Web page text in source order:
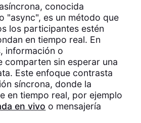
conocida
"async", es un método que
los participantes estén
en tiempo real. En
información o
comparten sin esperar una
Este enfoque contrasta
síncrona, donde la
en tiempo real, por ejemplo
en vivo o mensajería